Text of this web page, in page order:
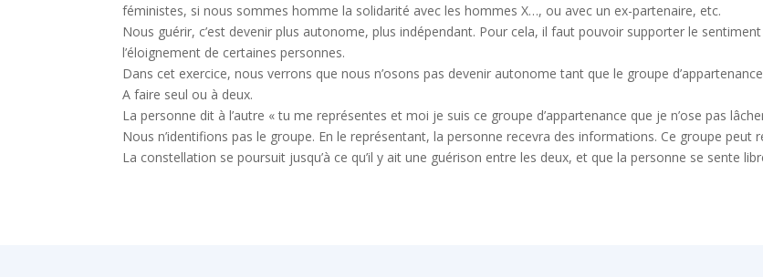
féministes, si nous sommes homme la solidarité avec les hommes X…, ou avec un ex-partenaire, etc.
Nous guérir, c’est devenir plus autonome, plus indépendant. Pour cela, il faut pouvoir supporter le
l’éloignement de certaines personnes.
Dans cet exercice, nous verrons que nous n’osons pas devenir autonome tant que le groupe
A faire seul ou à deux.
La personne dit à l’autre « tu me représentes et moi je suis ce groupe d’appartenance que je n’ose pas
Nous n’identifions pas le groupe. En le représentant, la personne recevra des informations. Ce groupe
La constellation se poursuit jusqu’à ce qu’il y ait une guérison entre les deux, et que la personne se sente